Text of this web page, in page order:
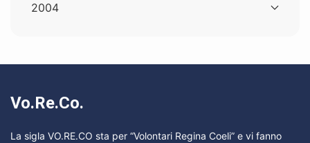
2004
Vo.Re.Co.
La sigla VO.RE.CO sta per “Volontari Regina Coeli” e vi fanno